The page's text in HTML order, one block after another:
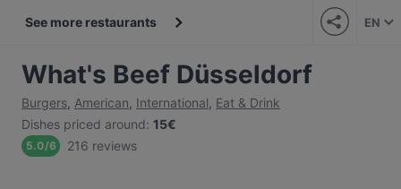
See more restaurants EN
What's Beef Düsseldorf
Burgers, American, International, Eat & Drink
Dishes priced around: 15€
5.0/6 216 reviews